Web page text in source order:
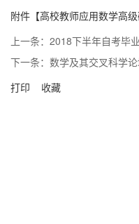
附件【高校教师应用数学高
上一条： 2018下半年自考毕
下一条： 数学及其交叉科学
打印 收藏